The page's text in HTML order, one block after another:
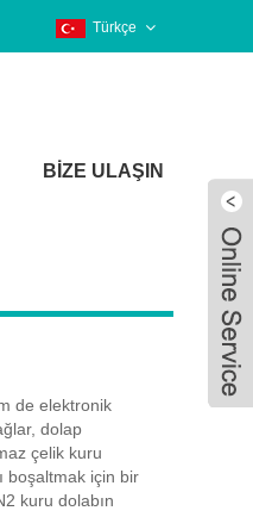
Türkçe
BIZE ULAŞIN
de elektronik
dolap
çelik kuru
boşaltmak için bir
kuru dolabın